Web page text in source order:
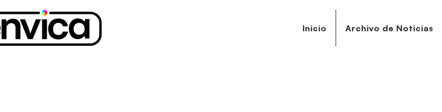
Inicio Archivo de Noticias